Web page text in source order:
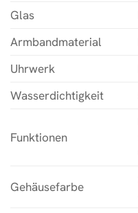
Glas
Armbandmaterial
Uhrwerk
Wasserdichtigkeit
Funktionen
Gehäusefarbe